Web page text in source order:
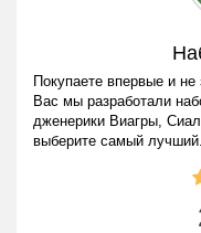
Покупаете впервые и
Вас мы разработали
дженерики Виагры,
выберите самый лучший.